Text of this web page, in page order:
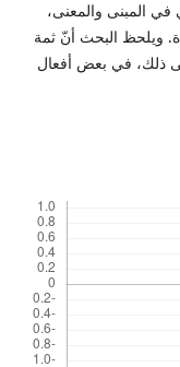
المبنى والمعنى،
ويلحظ البحث أنّ ثمة
ذلك، في بعض أفعال